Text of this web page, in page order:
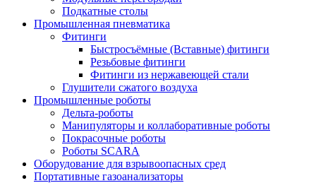
Подкатные столы
Промышленная пневматика
Фитинги
Быстросъёмные (Вставные) фитинги
Резьбовые фитинги
Фитинги из нержавеющей стали
Глушители сжатого воздуха
Промышленные роботы
Дельта-роботы
Манипуляторы и коллаборативные роботы
Покрасочные роботы
Роботы SCARA
Оборудование для взрывоопасных сред
Портативные газоанализаторы